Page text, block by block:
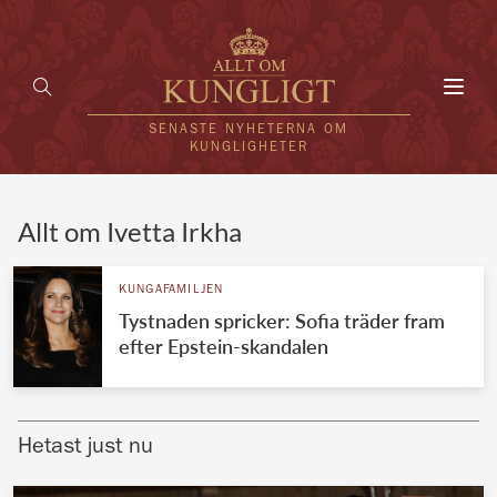
SENASTE NYHETERNA OM
KUNGLIGHETER
UTLÄNDSKT
VÄRLDENS KUNGAHUS
Brittiska kungahuset
Allt om Ivetta Irkha
KUNGAFAMILJEN
Tystnaden spricker: Sofia träder fram
efter Epstein-skandalen
Hetast just nu